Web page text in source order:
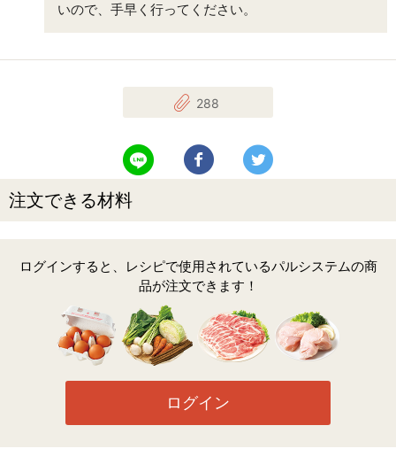
いので、手早く行ってください。
288
LINEで送る Facebookでシェアする
注文できる材料
ログインすると、レシピで使用されているパルシステムの商
品が注文できます！
ログイン